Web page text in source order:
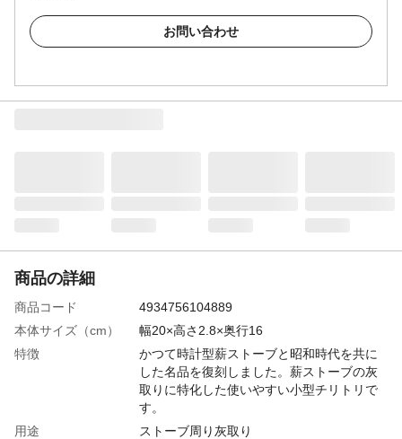
お問い合わせ
商品の詳細
商品コード
4934756104889
本体サイズ（cm）
幅20×高さ2.8×奥行16
特徴
かつて時計型薪ストーブと昭和時代を共に
した名品を復刻しました。薪ストーブの灰
取りに特化した使いやすい小型チリトリで
す。
用途
ストーブ周り灰取り